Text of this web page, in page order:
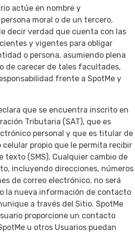
actúe en nombre y
moral o de un tercero,
decir verdad que cuenta con las
y vigentes para obligar
o persona, asumiendo plena
de carecer de tales facultades,
frente a SpotMe y
que se encuentra inscrito en
Tributaria (SAT), que es
personal y que es titular de
propio que le permita recibir
texto (SMS). Cualquier cambio de
incluyendo direcciones, números
de correo electrónico, no será
la nueva información de contacto
a través del Sitio. SpotMe
proporcione un contacto
u otros Usuarios puedan